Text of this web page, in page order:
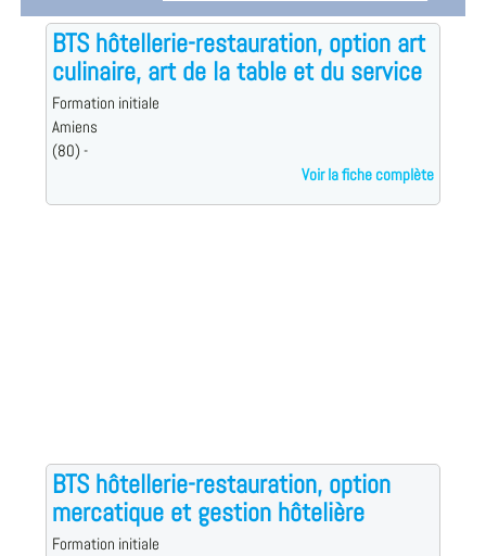
BTS hôtellerie-restauration, option art
culinaire, art de la table et du service
Formation initiale
Amiens
(80) -
Voir la fiche complète
BTS hôtellerie-restauration, option
mercatique et gestion hôtelière
Formation initiale